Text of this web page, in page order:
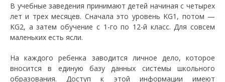
В учебные заведения принимают детей начиная с четырех
лет и трех месяцев. Сначала это уровень KG1, потом —
KG2, а затем обучение с 1-го по 12-й класс. Для совсем
маленьких есть ясли.
На каждого ребенка заводится личное дело, которое
вносится в единую базу данных системы школьного
образования. Доступ к этой информации имеют